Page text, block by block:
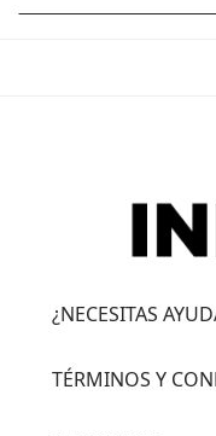
¿NECESITAS
TÉRMINOS Y